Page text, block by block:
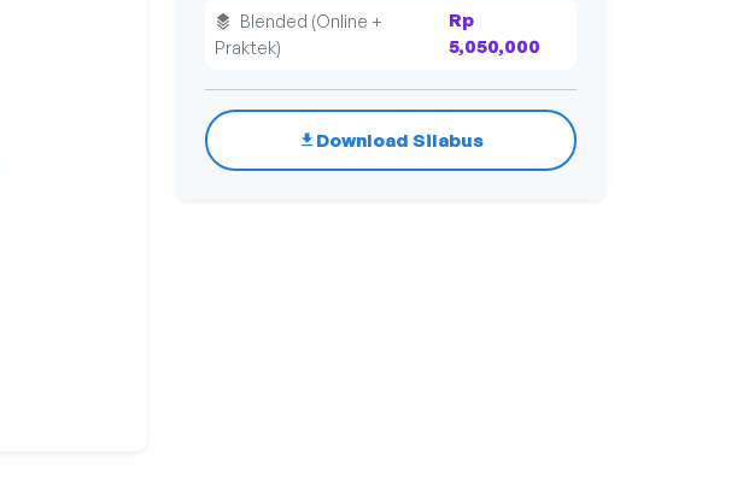
Blended (Online +
Praktek)
Rp
5,050,000
Download Silabus